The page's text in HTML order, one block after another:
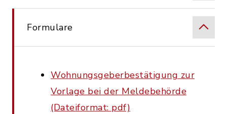
Formulare
Wohnungsgeberbestätigung zur
Vorlage bei der Meldebehörde
(Dateiformat: pdf)